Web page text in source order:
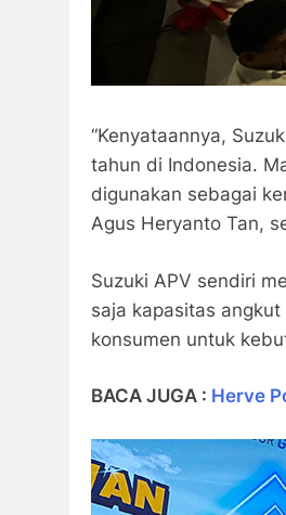
“Kenyataannya,
tahun di Indonesia.
digunakan sebagai
Agus Heryanto Tan,
Suzuki APV sendiri
saja kapasitas
konsumen untuk
BACA JUGA : Herve